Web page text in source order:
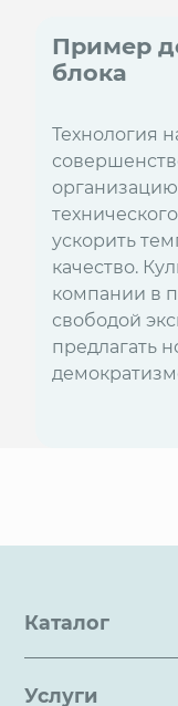
Пример
блока
Технология
ускорить
качество.
компании в
свободой
предлагать
Каталог
Каталог
Услуги